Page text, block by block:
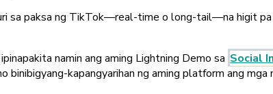
sa paksa ng TikTok—real-time o long-tail—na higit
namin ang aming Lightning Demo sa Social
kapangyarihan ng aming platform ang